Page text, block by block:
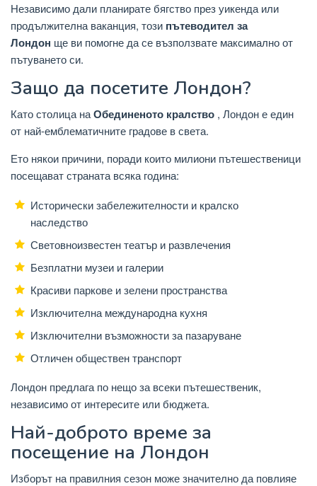
Независимо дали планирате бягство през уикенда или
продължителна ваканция, този пътеводител за
Лондон ще ви помогне да се възползвате максимално от
пътуването си.
Защо да посетите Лондон?
Като столица наОбединеното кралство , Лондон е един
от най-емблематичните градове в света.
Ето някои причини, поради които милиони пътешественици
посещават страната всяка година:
Исторически забележителности и кралско
наследство
Световноизвестен театър и развлечения
Безплатни музеи и галерии
Красиви паркове и зелени пространства
Изключителна международна кухня
Изключителни възможности за пазаруване
Отличен обществен транспорт
Лондон предлага по нещо за всеки пътешественик,
независимо от интересите или бюджета.
Най-доброто време за
посещение на Лондон
Изборът на правилния сезон може значително да повлияе